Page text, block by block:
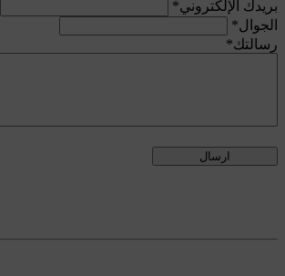
بريدك الإلكتروني*
الجوال*
رسالتك*